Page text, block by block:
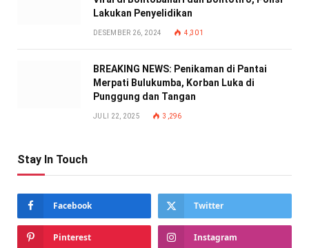
Lakukan Penyelidikan
DESEMBER 26, 2024 4,301
BREAKING NEWS: Penikaman di Pantai
Merpati Bulukumba, Korban Luka di
Punggung dan Tangan
JULI 22, 2025 3,296
Stay In Touch
Facebook Twitter
Pinterest Instagram